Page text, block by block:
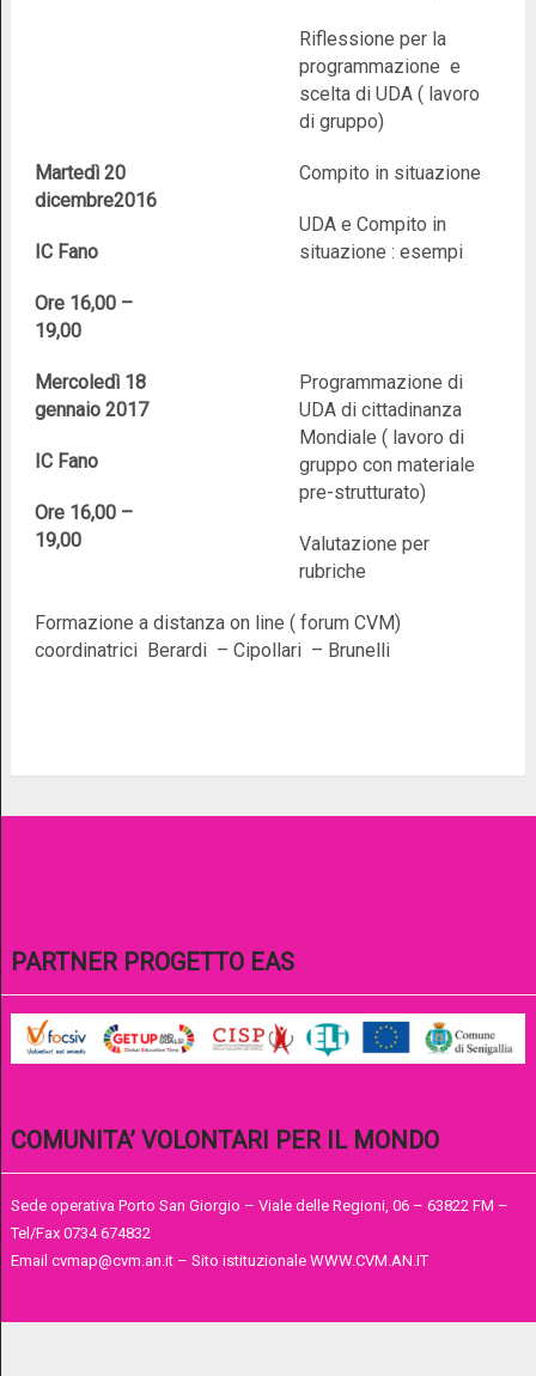
Riflessione per la
programmazione e
scelta di UDA ( lavoro
di gruppo)
Martedì 20
dicembre2016
IC Fano
Ore 16,00 –
19,00
Compito in situazione
UDA e Compito in
situazione : esempi
Mercoledì 18
gennaio 2017
IC Fano
Ore 16,00 –
19,00
Programmazione di
UDA di cittadinanza
Mondiale ( lavoro di
gruppo con materiale
pre-strutturato)
Valutazione per
rubriche
Formazione a distanza on line ( forum CVM)
coordinatrici Berardi – Cipollari – Brunelli
PARTNER PROGETTO EAS
COMUNITA’ VOLONTARI PER IL MONDO
Sede operativa Porto San Giorgio – Viale delle Regioni, 06 – 63822 FM –
Tel/Fax 0734 674832
Email cvmap@cvm.an.it – Sito istituzionale WWW.CVM.AN.IT